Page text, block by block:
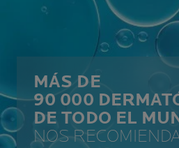
MÁS DE
90 000
DE TODO EL
NOS